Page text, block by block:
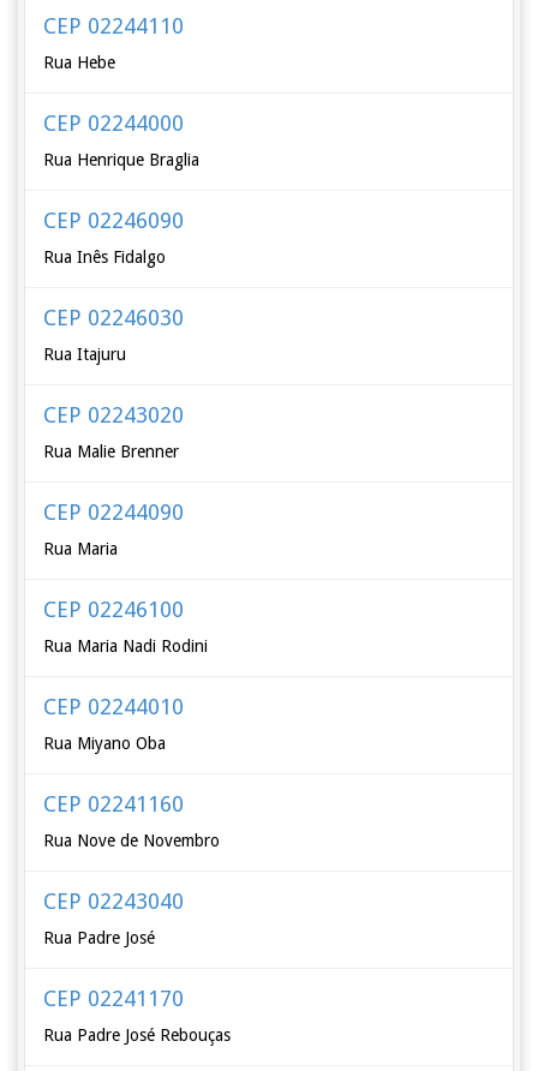
CEP 02244110
Rua Hebe
CEP 02244000
Rua Henrique Braglia
CEP 02246090
Rua Inês Fidalgo
CEP 02246030
Rua Itajuru
CEP 02243020
Rua Malie Brenner
CEP 02244090
Rua Maria
CEP 02246100
Rua Maria Nadi Rodini
CEP 02244010
Rua Miyano Oba
CEP 02241160
Rua Nove de Novembro
CEP 02243040
Rua Padre José
CEP 02241170
Rua Padre José Rebouças